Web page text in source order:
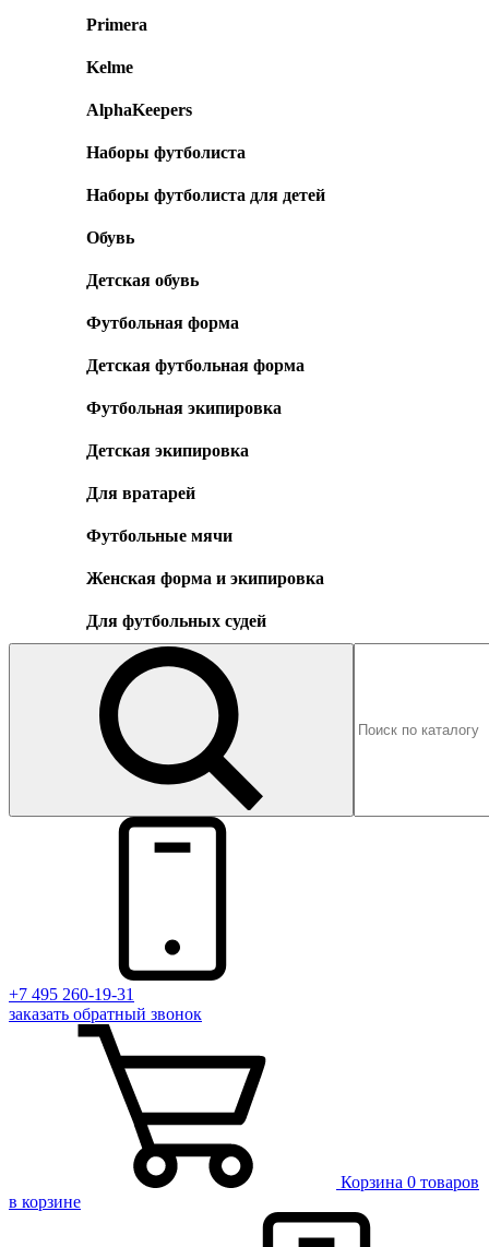
Primera
Kelme
AlphaKeepers
Наборы футболиста
Наборы футболиста для детей
Обувь
Детская обувь
Футбольная форма
Детская футбольная форма
Футбольная экипировка
Детская экипировка
Для вратарей
Футбольные мячи
Женская форма и экипировка
Для футбольных судей
+7 495 260-19-31
заказать обратный звонок
Корзина 0 товаров
в корзине